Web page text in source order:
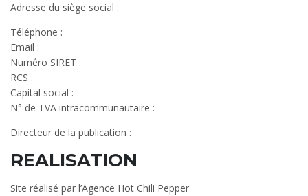
Adresse du siège social :
Téléphone :
Email :
Numéro SIRET :
RCS :
Capital social :
N° de TVA intracommunautaire :
Directeur de la publication :
REALISATION
Site réalisé par l’Agence Hot Chili Pepper